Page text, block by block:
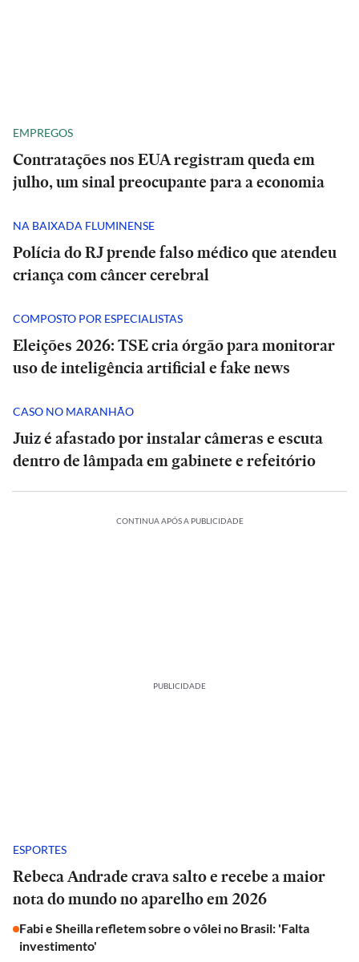
EMPREGOS
Contratações nos EUA registram queda em
julho, um sinal preocupante para a economia
NA BAIXADA FLUMINENSE
Polícia do RJ prende falso médico que atendeu
criança com câncer cerebral
COMPOSTO POR ESPECIALISTAS
Eleições 2026: TSE cria órgão para monitorar
uso de inteligência artificial e fake news
CASO NO MARANHÃO
Juiz é afastado por instalar câmeras e escuta
dentro de lâmpada em gabinete e refeitório
CONTINUA APÓS A PUBLICIDADE
PUBLICIDADE
ESPORTES
Rebeca Andrade crava salto e recebe a maior
nota do mundo no aparelho em 2026
Fabi e Sheilla refletem sobre o vôlei no Brasil: 'Falta
investimento'